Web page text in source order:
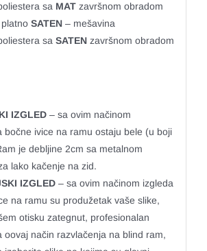
sa MATzavršnom obradom
SATEN– mešavina
sa SATENzavršnom obradom
IZGLED– sa ovim načinom
bočne ivice na ramu ostaju bele (u boji
je debljine 2cm sa metalnom
lako kačenje na zid.
IZGLED– sa ovim načinom izgleda
na ramu su produžetak vaše slike,
otisku zategnut, profesionalan
oovaj način razvlačenja na blind ram,